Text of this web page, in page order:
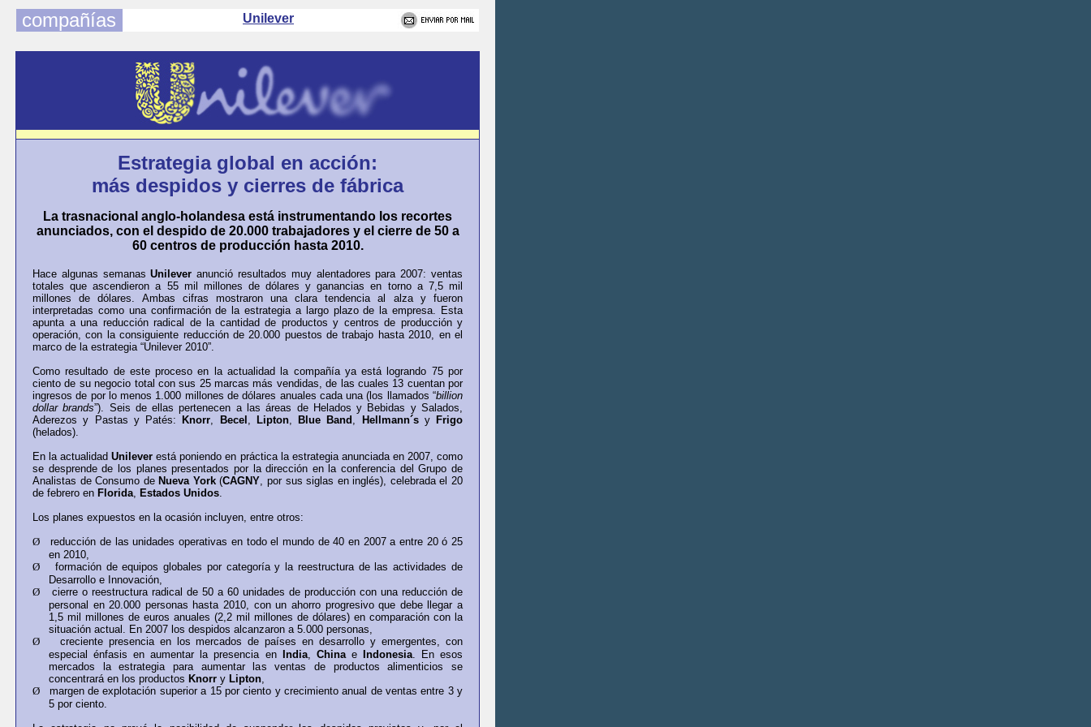
compañías Unilever
Estrategia global en acción:
más despidos y cierres de fábrica
La trasnacional anglo-holandesa está instrumentando los recortes
anunciados, con el despido de 20.000 trabajadores y el cierre de 50 a
60 centros de producción hasta 2010.
Hace algunas semanasUnilever anunció resultados muy alentadores para 2007: ventas
totales que ascendieron a 55 mil millones de dólares y ganancias en torno a 7,5 mil
millones de dólares. Ambas cifras mostraron una clara tendencia al alza y fueron
interpretadas como una confirmación de la estrategia a largo plazo de la empresa. Esta
apunta a una reducción radical de la cantidad de productos y centros de producción y
operación, con la consiguiente reducción de 20.000 puestos de trabajo hasta 2010, en el
marco de la estrategia “Unilever 2010”.
Como resultado de este proceso en la actualidad la compañía ya está logrando 75 por
ciento de su negocio total con sus 25 marcas más vendidas, de las cuales 13 cuentan por
ingresos de por lo menos 1.000 millones de dólares anuales cada una (los llamados “billion
dollar brands”). Seis de ellas pertenecen a las áreas de Helados y Bebidas y Salados,
Aderezos y Pastas y Patés:
Knorr, Becel , Lipton, Blue Band , Hellmann´sy Frigo
(helados).
En la actualidadUnilever está poniendo en práctica la estrategia anunciada en 2007, como
se desprende de los planes presentados por la dirección en la conferencia del Grupo de
Analistas de Consumo de Nueva York(CAGNY, por sus siglas en inglés), celebrada el 20
de febrero en Florida, Estados Unidos.
Los planes expuestos en la ocasión incluyen, entre otros:
Ø
reducción de las unidades operativas en todo el mundo de 40 en 2007 a entre 20 ó 25
en 2010,
Ø
formación de equipos globales por categoría y la reestructura de las actividades de
Desarrollo e Innovación,
Ø
cierre o reestructura radical de 50 a 60 unidades de producción con una reducción de
personal en 20.000 personas hasta 2010, con un ahorro progresivo que debe llegar a
1,5 mil millones de euros anuales (2,2 mil millones de dólares) en comparación con la
situación actual. En 2007 los despidos alcanzaron a 5.000 personas,
Ø
creciente presencia en los mercados de países en desarrollo y emergentes, con
especial énfasis en aumentar la presencia en
India, China e Indonesia. En esos
mercados la estrategia para aumentar las ventas de productos alimenticios se
concentrará en los productos Knorr y Lipton,
Ø
margen de explotación superior a 15 por ciento y crecimiento anual de ventas entre 3 y
5 por ciento.